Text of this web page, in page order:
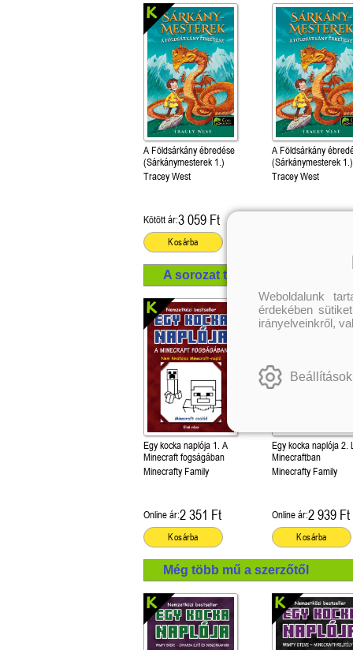
A Földsárkány ébredése
(Sárkánymesterek 1.)
Tracey West
Kötött ár:3 059 Ft
Kosárba
A Földsárkány
(Sárkánymesterek 1.)
Tracey West
A sorozat további termékei
Egy kocka naplója 1. A
Minecraft fogságában
Minecrafty Family
Online ár:2 351 Ft
Kosárba
Egy kocka naplója 2.
Minecraftban
Minecrafty Family
Online ár:2 939 Ft
Kosárba
Még több mű a szerzőtől
Weboldalunk
érdekében
irányelveinkről,
Beállítások